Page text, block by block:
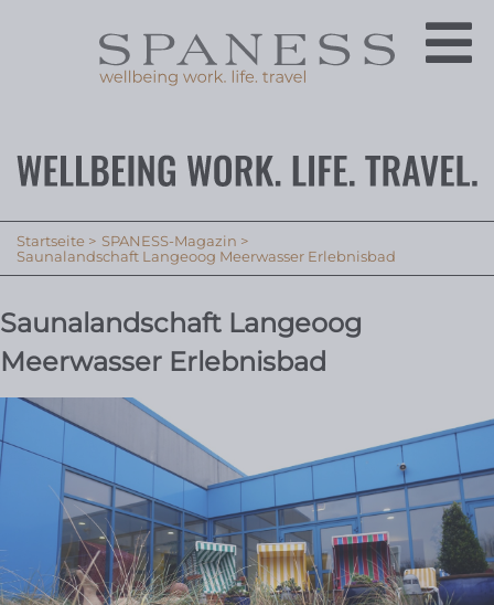
Startseite
SPANESS-Magazin
Saunalandschaft Langeoog Meerwasser Erlebnisbad
Saunalandschaft Langeoog
Meerwasser Erlebnisbad